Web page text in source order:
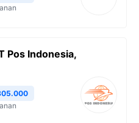
Pos Indonesia,